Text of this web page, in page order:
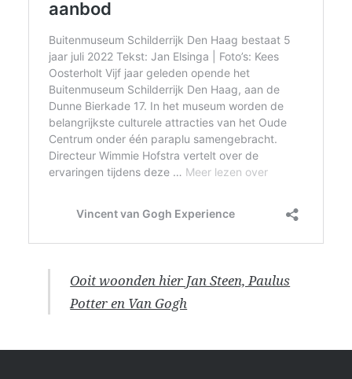
Ooit woonden hier Jan Steen, Paulus
Potter en Van Gogh